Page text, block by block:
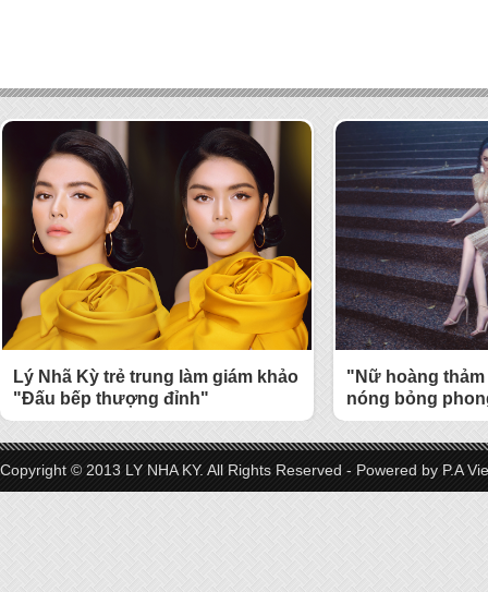
Lý Nhã Kỳ trẻ trung làm giám khảo
"Đấu bếp thượng đỉnh"
"Nữ hoàng
nóng bỏng
Copyright © 2013 LY NHA KY. All Rights Reserved - Powered by P.A